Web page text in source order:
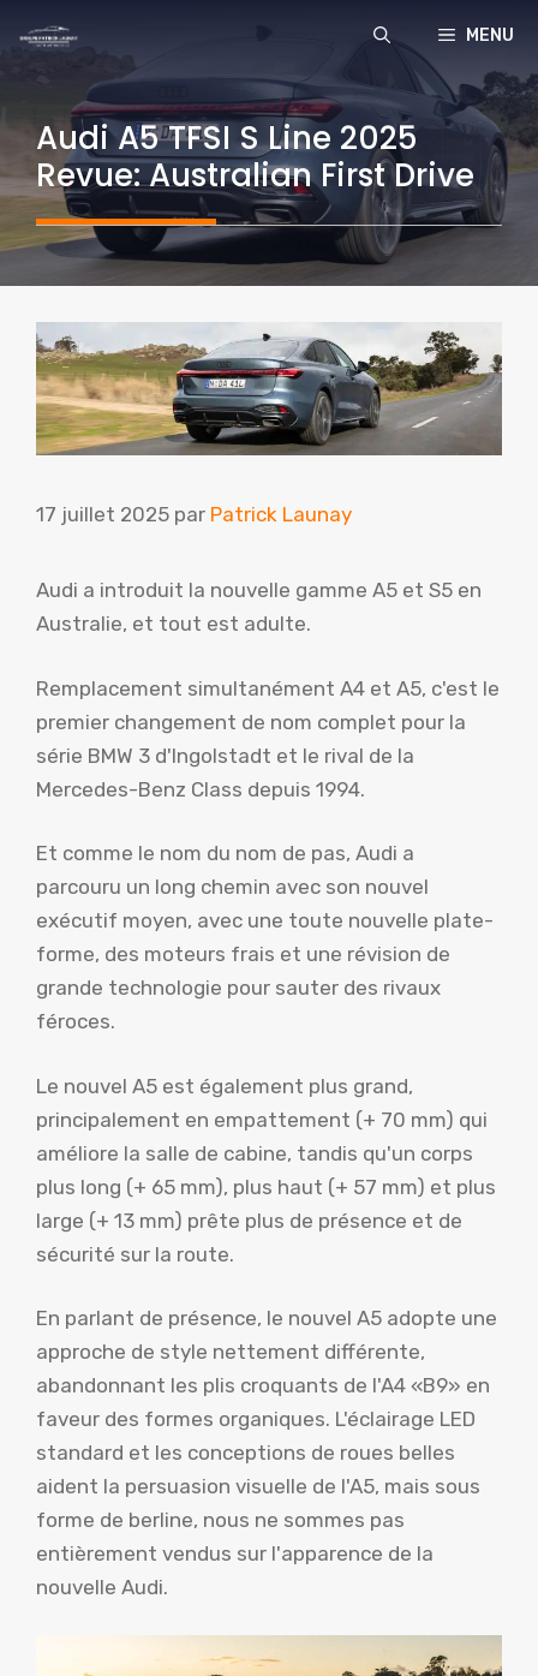
au
MENU
Audi A5 TFSI S Line 2025
Revue: Australian First Drive
17 juillet 2025 par Patrick Launay
Audi a introduit la nouvelle gamme A5 et S5 en
Australie, et tout est adulte.
Remplacement simultanément A4 et A5, c'est le
premier changement de nom complet pour la
série BMW 3 d'Ingolstadt et le rival de la
Mercedes-Benz Class depuis 1994.
Et comme le nom du nom de pas, Audi a
parcouru un long chemin avec son nouvel
exécutif moyen, avec une toute nouvelle plate-
forme, des moteurs frais et une révision de
grande technologie pour sauter des rivaux
féroces.
Le nouvel A5 est également plus grand,
principalement en empattement (+ 70 mm) qui
améliore la salle de cabine, tandis qu'un corps
plus long (+ 65 mm), plus haut (+ 57 mm) et plus
large (+ 13 mm) prête plus de présence et de
sécurité sur la route.
En parlant de présence, le nouvel A5 adopte une
approche de style nettement différente,
abandonnant les plis croquants de l'A4 «B9» en
faveur des formes organiques. L'éclairage LED
standard et les conceptions de roues belles
aident la persuasion visuelle de l'A5, mais sous
forme de berline, nous ne sommes pas
entièrement vendus sur l'apparence de la
nouvelle Audi.